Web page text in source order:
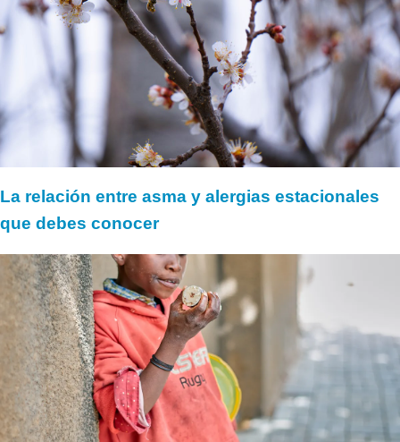
La relación entre asma y alergias estacionales
que debes conocer